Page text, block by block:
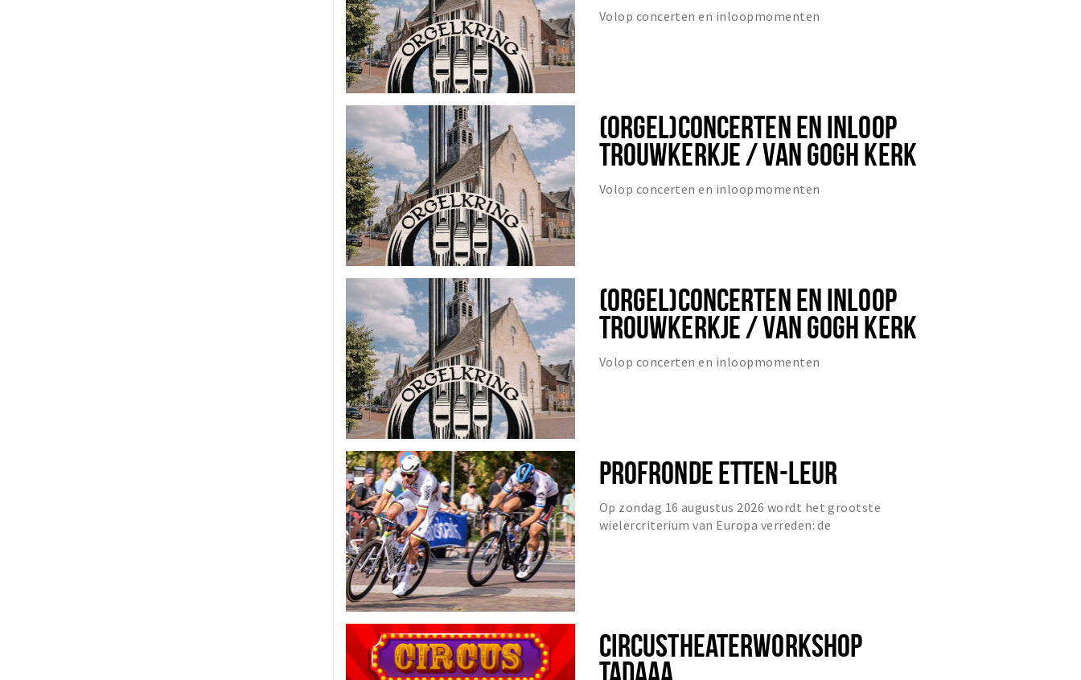
Volop concerten en inloopmomenten
(ORGEL)CONCERTEN EN INLOOP
TROUWKERKJE / VAN GOGH KERK
Volop concerten en inloopmomenten
(ORGEL)CONCERTEN EN INLOOP
TROUWKERKJE / VAN GOGH KERK
Volop concerten en inloopmomenten
PROFRONDE ETTEN-LEUR
Op zondag 16 augustus 2026 wordt het grootste
wielercriterium van Europa verreden: de
CIRCUSTHEATERWORKSHOP
TADAAA